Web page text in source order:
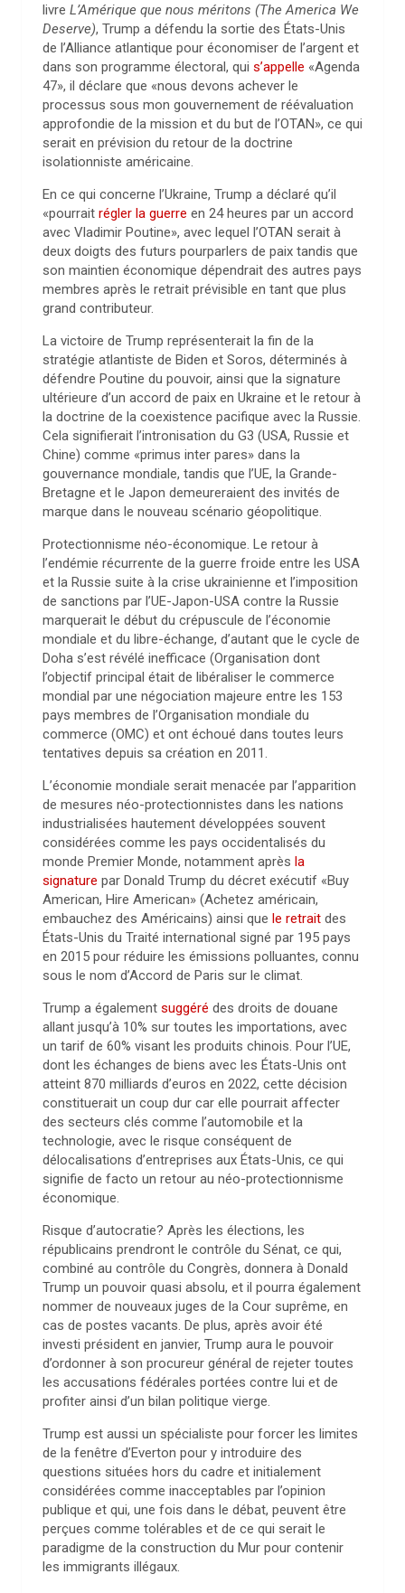
livre L’Amérique que nous méritons (The America We
Deserve), Trump a défendu la sortie des États-Unis
de l’Alliance atlantique pour économiser de l’argent et
dans son programme électoral, qui s’appelle «Agenda
47», il déclare que «nous devons achever le
processus sous mon gouvernement de réévaluation
approfondie de la mission et du but de l’OTAN», ce qui
serait en prévision du retour de la doctrine
isolationniste américaine.
En ce qui concerne l’Ukraine, Trump a déclaré qu’il
«pourrait régler la guerre en 24 heures par un accord
avec Vladimir Poutine», avec lequel l’OTAN serait à
deux doigts des futurs pourparlers de paix tandis que
son maintien économique dépendrait des autres pays
membres après le retrait prévisible en tant que plus
grand contributeur.
La victoire de Trump représenterait la fin de la
stratégie atlantiste de Biden et Soros, déterminés à
défendre Poutine du pouvoir, ainsi que la signature
ultérieure d’un accord de paix en Ukraine et le retour à
la doctrine de la coexistence pacifique avec la Russie.
Cela signifierait l’intronisation du G3 (USA, Russie et
Chine) comme «primus inter pares» dans la
gouvernance mondiale, tandis que l’UE, la Grande-
Bretagne et le Japon demeureraient des invités de
marque dans le nouveau scénario géopolitique.
Protectionnisme néo-économique. Le retour à
l’endémie récurrente de la guerre froide entre les USA
et la Russie suite à la crise ukrainienne et l’imposition
de sanctions par l’UE-Japon-USA contre la Russie
marquerait le début du crépuscule de l’économie
mondiale et du libre-échange, d’autant que le cycle de
Doha s’est révélé inefficace (Organisation dont
l’objectif principal était de libéraliser le commerce
mondial par une négociation majeure entre les 153
pays membres de l’Organisation mondiale du
commerce (OMC) et ont échoué dans toutes leurs
tentatives depuis sa création en 2011.
L’économie mondiale serait menacée par l’apparition
de mesures néo-protectionnistes dans les nations
industrialisées hautement développées souvent
considérées comme les pays occidentalisés du
monde Premier Monde, notamment après la
signature par Donald Trump du décret exécutif «Buy
American, Hire American» (Achetez américain,
embauchez des Américains) ainsi que le retrait des
États-Unis du Traité international signé par 195 pays
en 2015 pour réduire les émissions polluantes, connu
sous le nom d’Accord de Paris sur le climat.
Trump a également suggéré des droits de douane
allant jusqu’à 10% sur toutes les importations, avec
un tarif de 60% visant les produits chinois. Pour l’UE,
dont les échanges de biens avec les États-Unis ont
atteint 870 milliards d’euros en 2022, cette décision
constituerait un coup dur car elle pourrait affecter
des secteurs clés comme l’automobile et la
technologie, avec le risque conséquent de
délocalisations d’entreprises aux États-Unis, ce qui
signifie de facto un retour au néo-protectionnisme
économique.
Risque d’autocratie? Après les élections, les
républicains prendront le contrôle du Sénat, ce qui,
combiné au contrôle du Congrès, donnera à Donald
Trump un pouvoir quasi absolu, et il pourra également
nommer de nouveaux juges de la Cour suprême, en
cas de postes vacants. De plus, après avoir été
investi président en janvier, Trump aura le pouvoir
d’ordonner à son procureur général de rejeter toutes
les accusations fédérales portées contre lui et de
profiter ainsi d’un bilan politique vierge.
Trump est aussi un spécialiste pour forcer les limites
de la fenêtre d’Everton pour y introduire des
questions situées hors du cadre et initialement
considérées comme inacceptables par l’opinion
publique et qui, une fois dans le débat, peuvent être
perçues comme tolérables et de ce qui serait le
paradigme de la construction du Mur pour contenir
les immigrants illégaux.